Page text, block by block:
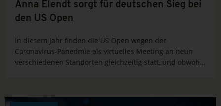
Anna Elendt sorgt für deutschen Sieg bei
den US Open
In diesem Jahr finden die US Open wegen der
Coronavirus-Panedmie als virtuelles Meeting an neun
verschiedenen Standorten gleichzeitig statt, und obwohl